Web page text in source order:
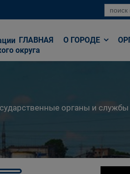
округа
ГЛАВНАЯ О ГОРОДЕ
органы и